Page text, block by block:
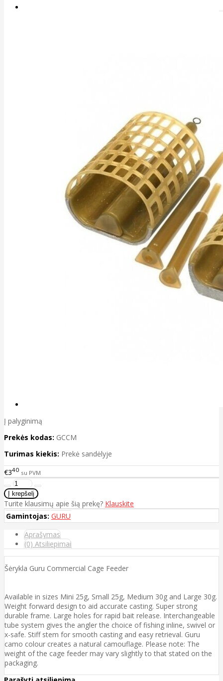
Į palyginimą
Prekės kodas: GCCM
Turimas kiekis: Prekė sandėlyje
€340 su PVM
Turite klausimų apie šią prekę? Klauskite
Gamintojas: GURU
Aprašymas
(0) Atsiliepimai
Šėrykla Guru Commercial Cage Feeder
Available in sizes Mini 25g, Small 25g, Medium 30g and Large 30g.
Weight forward design to aid accurate casting. Super strong
durable frame. Large holes for rapid bait release. Interchangeable
tube system gives the angler the choice of fishing inline, swivel or
x-safe. Stiff stem for smooth casting and easy retrieval. Guru
camo colour creates a natural camouflage. Please note: The
weight of the cage feeder may vary slightly to that stated on the
packaging.